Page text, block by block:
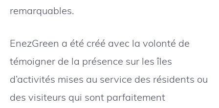
remarquables.
EnezGreen a été créé avec la volonté de
témoigner de la présence sur les îles
d’activités mises au service des résidents ou
des visiteurs qui sont parfaitement